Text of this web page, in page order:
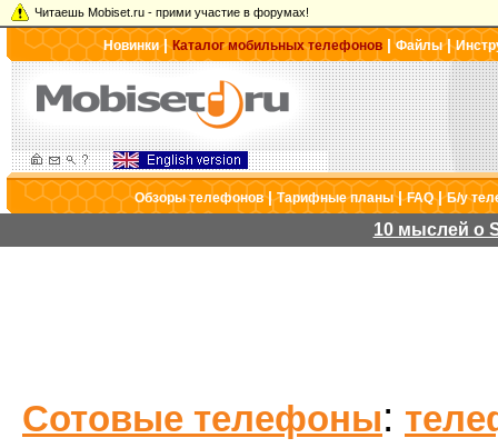
Читаешь Mobiset.ru - прими участие в форумах!
Новинки|Каталог мобильных телефонов |Файлы|
Обзоры телефонов|Тарифные планы|FAQ|Б/у
10 мыслей о
Сотовые телефоны: